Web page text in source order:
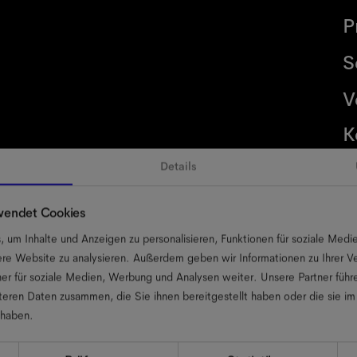
Details
Cookies
Inhalte und Anzeigen zu personalisieren, Funktionen für soziale
Website zu analysieren. Außerdem geben wir Informationen zu Ihrer
für soziale Medien, Werbung und Analysen weiter. Unsere Partner
Daten zusammen, die Sie ihnen bereitgestellt haben oder die sie im
Allgemeine Geschäftsbedingungen